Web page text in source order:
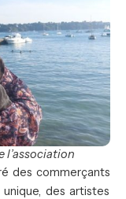
l’association
des commerçants
des artistes